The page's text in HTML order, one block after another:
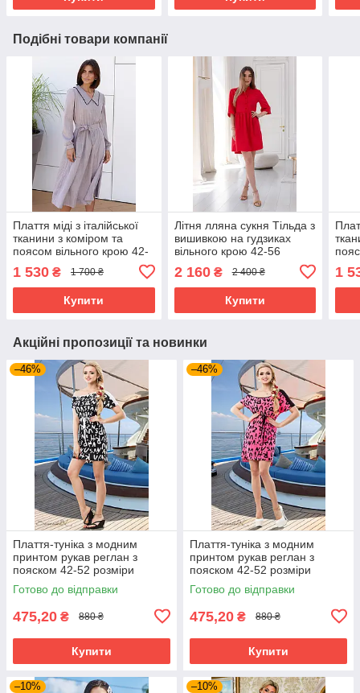
Подібні товари компанії
Плаття міді з італійської
тканини з коміром та
поясом вільного крою 42-
52 розміри різні кольори
марсала
1 530 ₴ 1 700 ₴
Купити
Літня лляна сукня Тільда з
вишивкою на гудзиках
вільного крою 42-56
2 160₴ 2 400 ₴
Купити
1
Акційні пропозиції та новинки
–46%
Плаття-туніка з модним
принтом рукав реглан з
пояском 42-52 розміри
Готово до відправки
475,20 ₴ 880 ₴
Купити
–46%
Плаття-туніка з модним
принтом рукав реглан з
пояском 42-52 розміри
Готово до відправки
475,20 ₴ 880 ₴
Купити
–10% –10%